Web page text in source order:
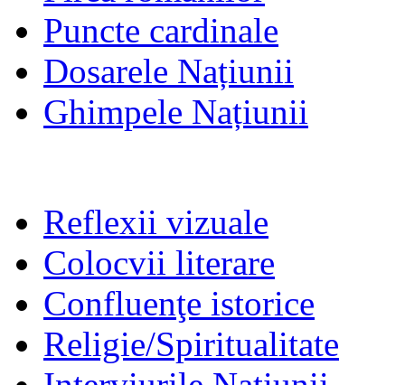
Puncte cardinale
Dosarele Națiunii
Ghimpele Națiunii
Reflexii vizuale
Colocvii literare
Confluenţe istorice
Religie/Spiritualitate